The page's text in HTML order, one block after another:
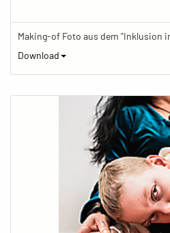
Download